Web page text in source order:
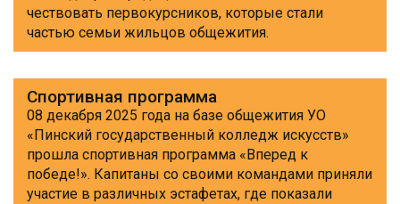
чествовать первокурсников, которые стали
частью семьи жильцов общежития.
Спортивная программа
08 декабря 2025 года на базе общежития УО
«Пинский государственный колледж искусств»
прошла спортивная программа «Вперед к
победе!». Капитаны со своими командами приняли
участие в различных эстафетах, где показали